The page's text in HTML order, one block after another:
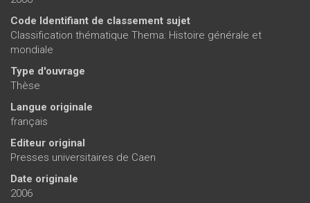
Code Identifiant de classement sujet
Classification thématique Thema: Histoire générale et
mondiale
Type d'ouvrage
Thèse
Langue originale
français
Editeur original
Presses universitaires de Caen
Date originale
2006